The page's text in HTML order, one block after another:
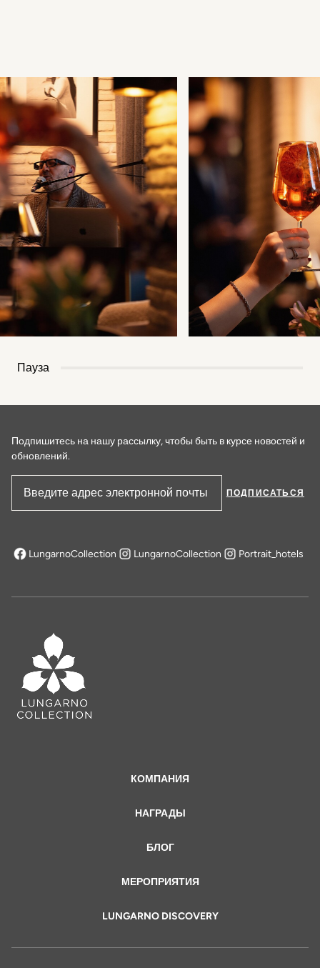
Пауза
КОМПАНИЯ
НАГРАДЫ
БЛОГ
МЕРОПРИЯТИЯ
LUNGARNO DISCOVERY
Подпишитесь на нашу рассылку, чтобы быть в курсе новостей и
обновлений.
Адрес электронной почты
ПОДПИСАТЬСЯ
LungarnoCollection
открывается в новой вкладке
LungarnoCollection Portrait_hotels